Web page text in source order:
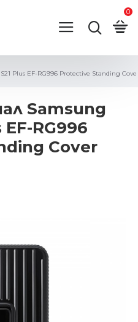
0
Plus EF-RG996 Protective Standing Cove
Samsung
EF-RG996
Cover